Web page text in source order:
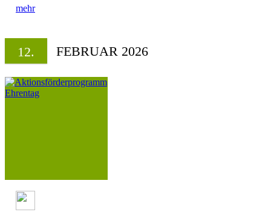
mehr
12. FEBRUAR 2026